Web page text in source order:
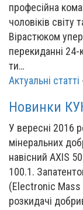
професійна
чоловіків світу
Вірастюком
перекиданні 24-
ти…
Актуальні статті
Новинки
У вересні 2016
мінеральних
навісний AXIS
100.1.
(Electronic Mass
розкидачі